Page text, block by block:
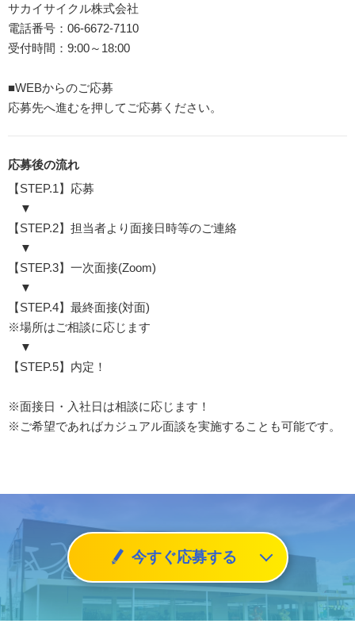
サカイサイクル株式会社
電話番号：06-6672-7110
受付時間：9:00～18:00
■WEBからのご応募
応募先へ進むを押してご応募ください。
応募後の流れ
【STEP.1】応募
▼
【STEP.2】担当者より面接日時等のご連絡
▼
【STEP.3】一次面接(Zoom)
▼
【STEP.4】最終面接(対面)
※場所はご相談に応じます
▼
【STEP.5】内定！
※面接日・入社日は相談に応じます！
※ご希望であればカジュアル面談を実施することも可能です。
今すぐ応募する